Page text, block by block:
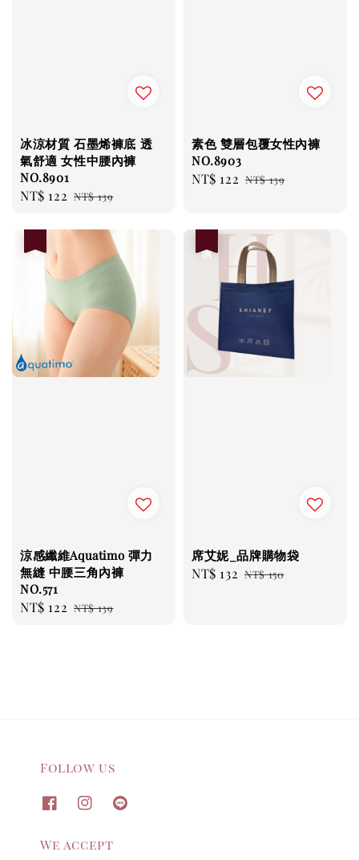
冰涼材質 石墨烯褲底 透
氣舒適 女性中腰內褲
NO.8901
Sale
NT$ 122 Regular
NT$ 139
素色 雙層包覆女性內褲
NO.8903
Sale
NT$ 122 Regular
NT$ 139
涼感纖維Aquatimo 彈力
無縫 中腰三角內褲
NO.571
Sale
NT$ 122 Regular
NT$ 139
席艾妮_品牌購物袋
Sale
NT$ 132 Regular
NT$ 150
Follow us
We accept